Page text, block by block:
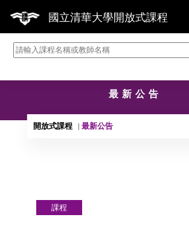
國立清華大學開放式課程
最新公告
開放式課程 最新公告
課程